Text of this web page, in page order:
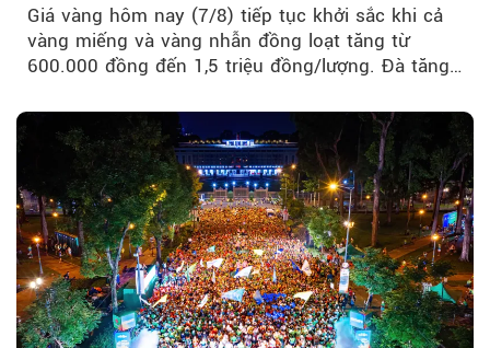
Giá vàng hôm nay (7/8) tiếp tục khởi sắc khi cả
vàng miếng và vàng nhẫn đồng loạt tăng từ
600.000 đồng đến 1,5 triệu đồng/lượng. Đà tăng
vàng thế giới bứt phá lên mức cao nhất trong
một tháng.